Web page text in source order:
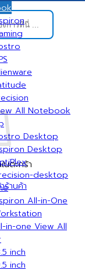
นตะกร้า
ร้านค้า
All Notebook
Desktop
Desktop
desktop
All-in-One
in-one View All
inch
inch